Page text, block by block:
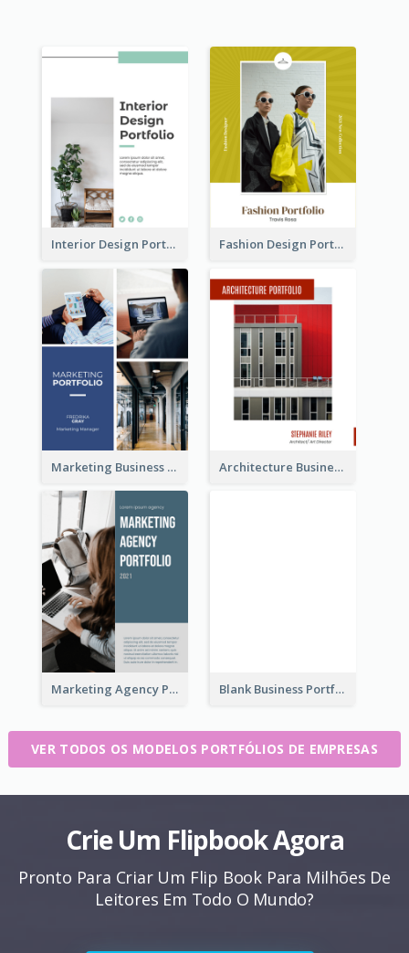
Interior Design Portfolio Fashion Design Portfolio
Marketing Business Portfolio Architecture Business Portfolio
Marketing Agency Portfolio Blank Business Portfolio
VER TODOS OS MODELOS PORTFÓLIOS DE EMPRESAS
Crie Um Flipbook Agora
Pronto Para Criar Um Flip Book Para Milhões De
Leitores Em Todo O Mundo?